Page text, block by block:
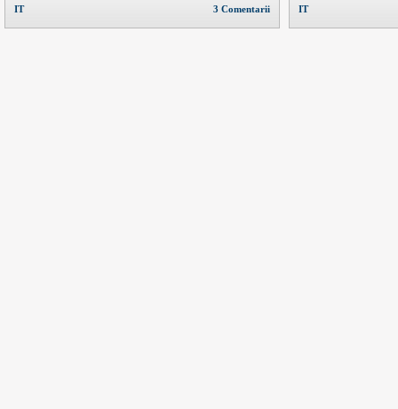
IT 3 Comentarii IT